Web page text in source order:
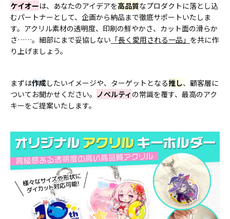
ケイオーは、あなたのアイデアを高品質なプロダクトに落とし込
むパートナーとして、企画から納品まで徹底サポートいたしま
す。アクリル素材の透明度、印刷の鮮やかさ、カット面の滑らか
さ……。細部にまで妥協しない 「長く愛用される一品」 を共に作
り上げましょう。
まずは作成したいイメージや、ターゲットとなる推し、顧客層に
ついてお聞かせください。 ノベルティ の常識を覆す、最高のアク
キーをご提案いたします。